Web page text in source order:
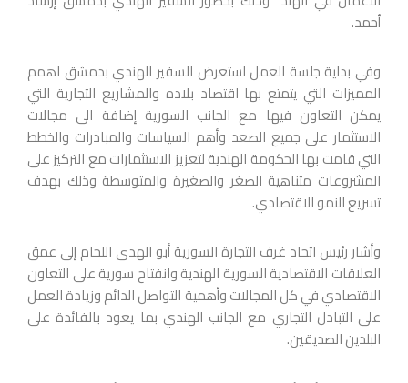
أحمد.
وفي بداية جلسة العمل استعرض السفير الهندي بدمشق اهمم
المميزات التي يتمتع بها اقتصاد بلاده والمشاريع التجارية التي
يمكن التعاون فيها مع الجانب السورية إضافة الى مجالات
الاستثمار على جميع الصعد وأهم السياسات والمبادرات والخطط
التي قامت بها الحكومة الهندية لتعزيز الاستثمارات مع التركيز على
المشروعات متناهية الصغر والصغيرة والمتوسطة وذلك بهدف
تسريع النمو الاقتصادي.
وأشار رئيس اتحاد غرف التجارة السورية أبو الهدى اللحام إلى عمق
العلاقات الاقتصادية السورية الهندية وانفتاح سورية على التعاون
الاقتصادي في كل المجالات وأهمية التواصل الدائم وزيادة العمل
على التبادل التجاري مع الجانب الهندي بما يعود بالفائدة على
البلدين الصديقين.